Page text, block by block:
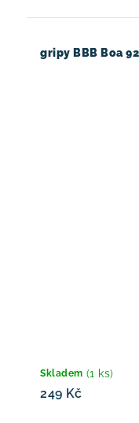
gripy BBB Boa
Skladem (1 ks)
249 Kč